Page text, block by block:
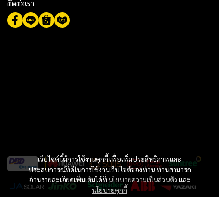
เว็บไซต์นี้มีการใช้งานคุกกี้ เพื่อเพิ่มประสิทธิภาพและ
ประสบการณ์ที่ดีในการใช้งานเว็บไซต์ของท่าน ท่านสามารถ
อ่านรายละเอียดเพิ่มเติมได้ที่ นโยบายความเป็นส่วนตัว และ
นโยบายคุกกี้
ติดต่อเรา